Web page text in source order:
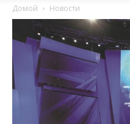
Домой Новости